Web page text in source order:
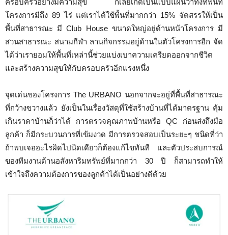
ครอบครัวอย่างมีความสุข ก็เลยเกิดเป็นแบบแผนว่าทั้งที่พื้นที่
โครงการมีถึง 89 ไร่ แต่เราได้ใช้พื้นที่มากกว่า 15% จัดสรรให้เป็น
พื้นที่สาธารณะ มี Club House ขนาดใหญ่อยู่ด้านหน้าโครงการ มี
สวนสาธารณะ สนามกีฬา ลานกิจกรรมอยู่ด้านในตัวโครงการอีก จัด
ได้ว่าเรายอมให้พื้นที่เหล่านี้ช่วยแบ่งเบาความเครียดออกจากชีวิต
และสร้างความสุขให้กับครอบครัวอีกแรงหนึ่ง
จุดเด่นของโครงการ The URBANO นอกจากจะอยู่ที่พื้นที่สาธารณะ
ที่กว้างขวางแล้ว ยังเป็นในเรื่องวัสดุที่ใช้สร้างบ้านที่ได้มาตรฐาน คุ้ม
เกินราคาบ้านก็ว่าได้ การตรวจคุณภาพบ้านหรือ QC ก่อนส่งถึงมือ
ลูกค้า ก็มีกระบวนการที่เข้มงวด มีการตรวจสอบเป็นระยะๆ ชนิดที่ว่า
ถ้าพบเจออะไรผิดไปนิดเดียวก็ต้องแก้ไขทันที และตัวประสบการณ์
ของทีมงานด้านอสังหาริมทรัพย์ที่มากกว่า 30 ปี ก็สามารถทำให้
เข้าใจถึงความต้องการของลูกค้าได้เป็นอย่างดีด้วย